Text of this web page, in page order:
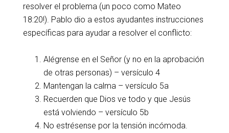
resolver el problema (un poco como Mateo
18:20!). Pablo dio a estos ayudantes instrucciones
específicas para ayudar a resolver el conflicto:
Alégrense en el Señor (y no en la aprobación
de otras personas) – versículo 4
Mantengan la calma – versículo 5a
Recuerden que Dios ve todo y que Jesús
está volviendo – versículo 5b
No estrésense por la tensión incómoda.